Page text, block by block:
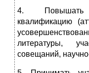
4. Повышать
квалификацию
литературы,
совещаний,